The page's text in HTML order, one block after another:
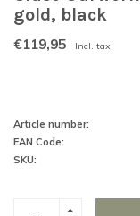
gold, black
€119,95 Incl. tax
Article number:
EAN Code:
SKU: